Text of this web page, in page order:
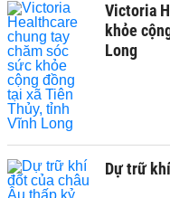
Victoria
khỏe
Long
Dự trữ